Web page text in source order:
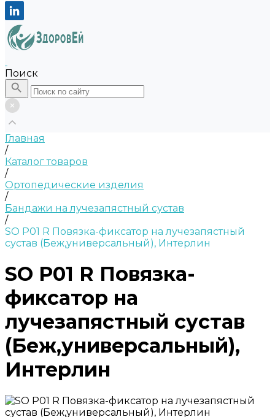
Поиск
Главная
/
Каталог товаров
/
Ортопедические изделия
/
Бандажи на лучезапястный сустав
/
SO P01 R Повязка-фиксатор на лучезапястный
сустав (Беж,универсальный), Интерлин
SO P01 R Повязка-
фиксатор на
лучезапястный сустав
(Беж,универсальный),
Интерлин